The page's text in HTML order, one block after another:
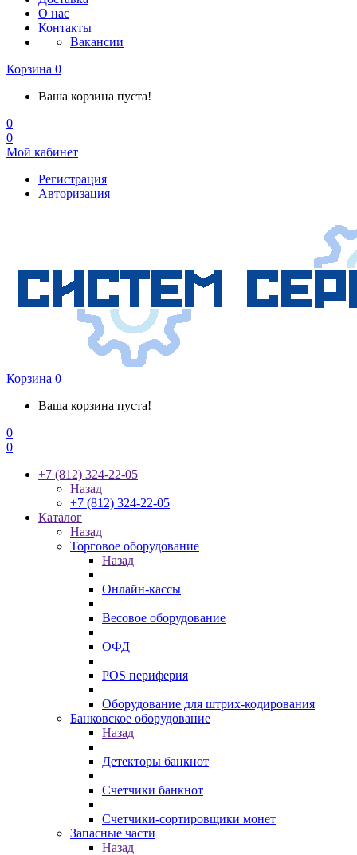
О нас
Контакты
Вакансии
Корзина 0
Ваша корзина пуста!
0
0
Мой кабинет
Регистрация
Авторизация
Корзина 0
Ваша корзина пуста!
0
0
+7 (812) 324-22-05
Назад
+7 (812) 324-22-05
Каталог
Назад
Торговое оборудование
Назад
Онлайн-кассы
Весовое оборудование
ОФД
POS периферия
Оборудование для штрих-кодирования
Банковское оборудование
Назад
Детекторы банкнот
Счетчики банкнот
Счетчики-сортировщики монет
Запасные части
Назад